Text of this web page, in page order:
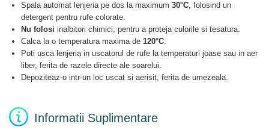
Spala automat lenjeria pe dos la maximum 30°C, folosind un
detergent pentru rufe colorate.
Nu folosi inalbitori chimici, pentru a proteja culorile si tesatura.
Calca la o temperatura maxima de 120°C.
Poti usca lenjeria in uscatorul de rufe la temperaturi joase sau in aer
liber, ferita de razele directe ale soarelui.
Depoziteaz-o intr-un loc uscat si aerisit, ferita de umezeala.
Informatii Suplimentare